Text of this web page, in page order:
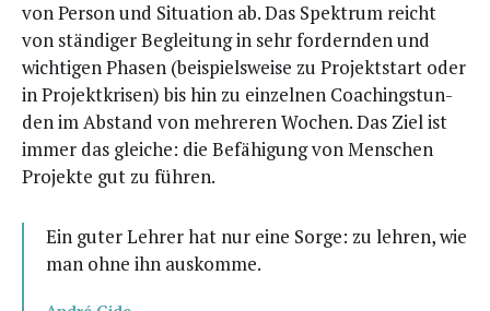
von Per­son und Situa­ti­on ab. Das Spek­trum reicht
von stän­di­ger Beglei­tung in sehr for­dern­den und
wich­ti­gen Pha­sen (bei­spiels­wei­se zu Pro­jekt­start oder
in Pro­jekt­kri­sen) bis hin zu ein­zel­nen Coa­ching­stun­
den im Abstand von meh­re­ren Wochen. Das Ziel ist
immer das glei­che: die Befä­hi­gung von Men­schen
Pro­jek­te gut zu führen.
Ein guter Leh­rer hat nur eine Sor­ge: zu leh­ren, wie
man ohne ihn auskomme.